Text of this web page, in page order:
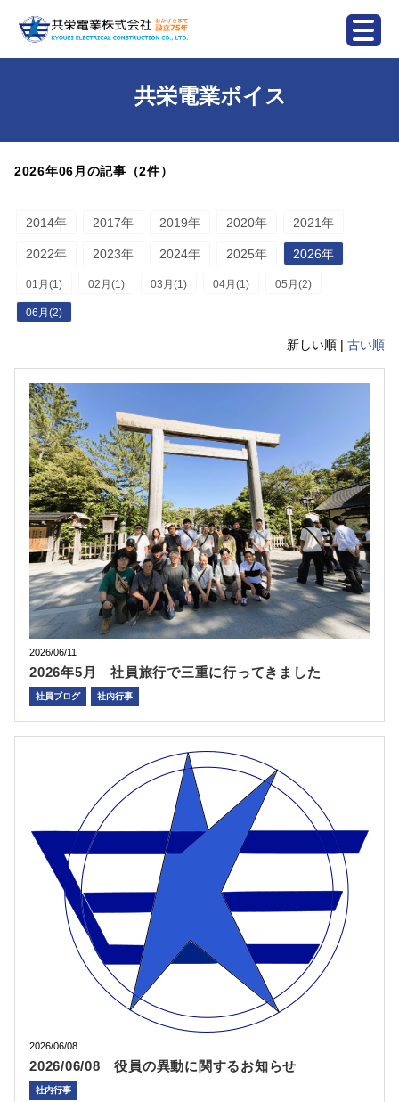
共栄電業ボイス
2026年06月の記事（2件）
2014年 2017年 2019年 2020年 2021年
2022年 2023年 2024年 2025年 2026年
01月(1) 02月(1) 03月(1) 04月(1) 05月(2)
06月(2)
新しい順 | 古い順
2026/06/11
2026年5月 社員旅行で三重に行ってきました
社員ブログ 社内行事
2026/06/08
2026/06/08 役員の異動に関するお知らせ
社内行事